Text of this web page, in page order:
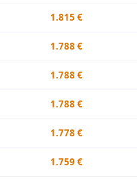
1.815 €
1.788 €
1.788 €
1.788 €
1.778 €
1.759 €